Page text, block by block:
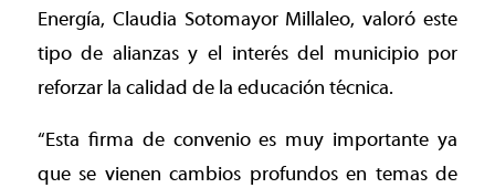
Energía, Claudia Sotomayor Millaleo, valoró este
tipo de alianzas y el interés del municipio por
reforzar la calidad de la educación técnica.
“Esta firma de convenio es muy importante ya
que se vienen cambios profundos en temas de